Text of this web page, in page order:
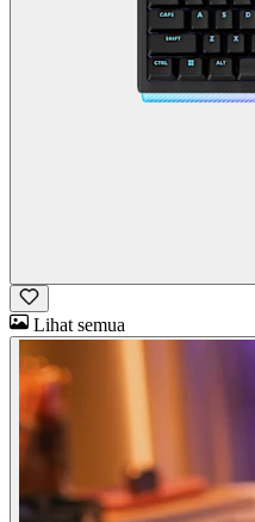
Lihat semua